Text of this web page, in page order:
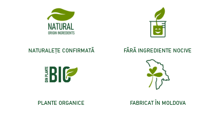
NATURALEȚE CONFIRMATĂ FĂRĂ INGREDIENTE NOCIVE
PLANTE ORGANICE FABRICAT ÎN MOLDOVA